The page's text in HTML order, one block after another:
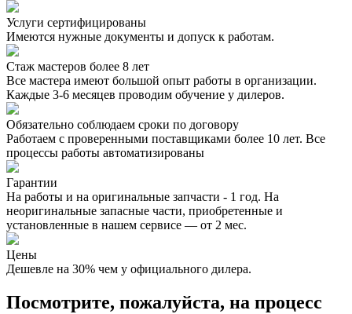
Услуги сертифицированы
Имеются нужные документы и допуск к работам.
Стаж мастеров более 8 лет
Все мастера имеют большой опыт работы в организации.
Каждые 3-6 месяцев проводим обучение у дилеров.
Обязательно соблюдаем сроки по договору
Работаем с проверенными поставщиками более 10 лет. Все
процессы работы автоматизированы
Гарантии
На работы и на оригинальные запчасти - 1 год. На
неоригинальные запасные части, приобретенные и
установленные в нашем сервисе — от 2 мес.
Цены
Дешевле на 30% чем у официального дилера.
Посмотрите, пожалуйста, на процесс